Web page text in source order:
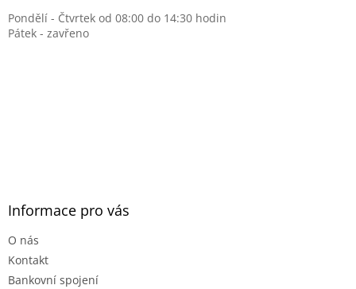
Pondělí - Čtvrtek od 08:00 do 14:30 hodin
Pátek - zavřeno
Informace pro vás
O nás
Kontakt
Bankovní spojení